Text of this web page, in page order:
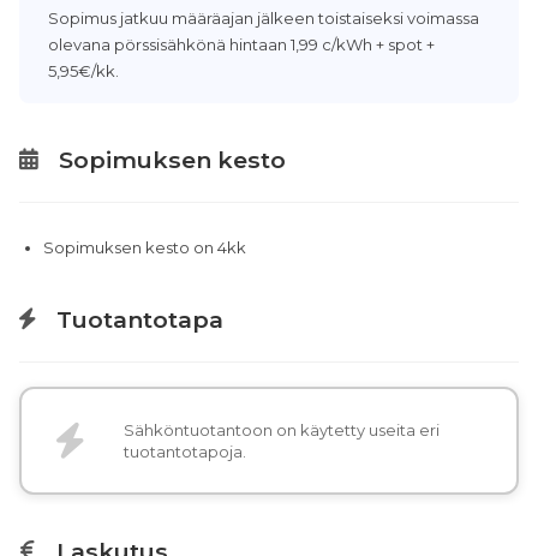
Sopimus jatkuu määräajan jälkeen toistaiseksi voimassa
olevana pörssisähkönä hintaan 1,99 c/kWh + spot +
5,95€/kk.
Sopimuksen kesto
Sopimuksen kesto on 4kk
Tuotantotapa
Sähköntuotantoon on käytetty useita eri
tuotantotapoja.